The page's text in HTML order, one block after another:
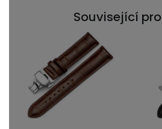
Související